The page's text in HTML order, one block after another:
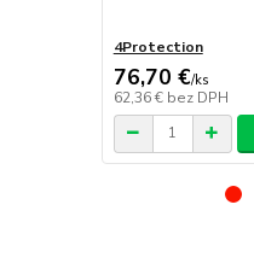
4Protection
76,70 €/ks
62,36 € bez DPH